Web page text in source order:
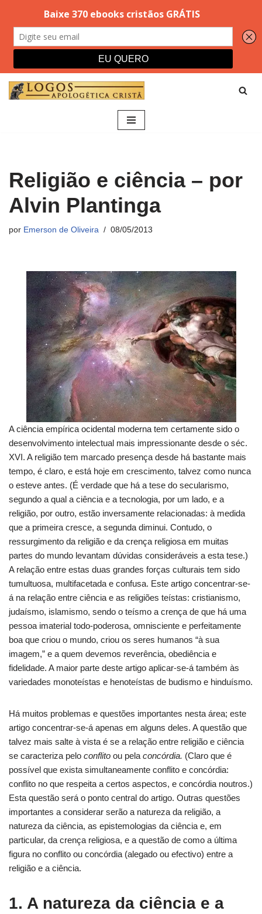
Religião e ciência – por
Alvin Plantinga
por Emerson de Oliveira 08/05/2013
A ciência empírica ocidental moderna tem certamente sido o
desenvolvimento intelectual mais impressionante desde o séc.
XVI. A religião tem marcado presença desde há bastante mais
tempo, é claro, e está hoje em crescimento, talvez como nunca
o esteve antes. (É verdade que há a tese do secularismo,
segundo a qual a ciência e a tecnologia, por um lado, e a
religião, por outro, estão inversamente relacionadas: à medida
que a primeira cresce, a segunda diminui. Contudo, o
ressurgimento da religião e da crença religiosa em muitas
partes do mundo levantam dúvidas consideráveis a esta tese.)
A relação entre estas duas grandes forças culturais tem sido
tumultuosa, multifacetada e confusa. Este artigo concentrar-se-
á na relação entre ciência e as religiões teístas: cristianismo,
judaísmo, islamismo, sendo o teísmo a crença de que há uma
pessoa imaterial todo-poderosa, omnisciente e perfeitamente
boa que criou o mundo, criou os seres humanos “à sua
imagem,” e a quem devemos reverência, obediência e
fidelidade. A maior parte deste artigo aplicar-se-á também às
variedades monoteístas e henoteístas de budismo e hinduísmo.
Há muitos problemas e questões importantes nesta área; este
artigo concentrar-se-á apenas em alguns deles. A questão que
talvez mais salte à vista é se a relação entre religião e ciência
se caracteriza pelo conflito ou pela concórdia. (Claro que é
possível que exista simultaneamente conflito e concórdia:
conflito no que respeita a certos aspectos, e concórdia noutros.)
Esta questão será o ponto central do artigo. Outras questões
importantes a considerar serão a natureza da religião, a
natureza da ciência, as epistemologias da ciência e, em
particular, da crença religiosa, e a questão de como a última
figura no conflito ou concórdia (alegado ou efectivo) entre a
religião e a ciência.
1. A natureza da ciência e a